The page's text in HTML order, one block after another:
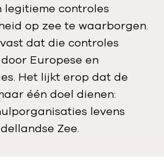
controles
op zee te waarborgen.
dat die controles
Europese en
Het lijkt erop dat de
één doel dienen:
levens
Zee.